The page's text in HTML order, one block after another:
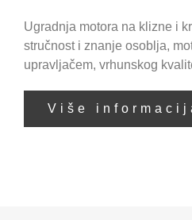
Ugradnja motora na klizne i
stručnost i znanje osoblja,
upravljačem, vrhunskog
Više